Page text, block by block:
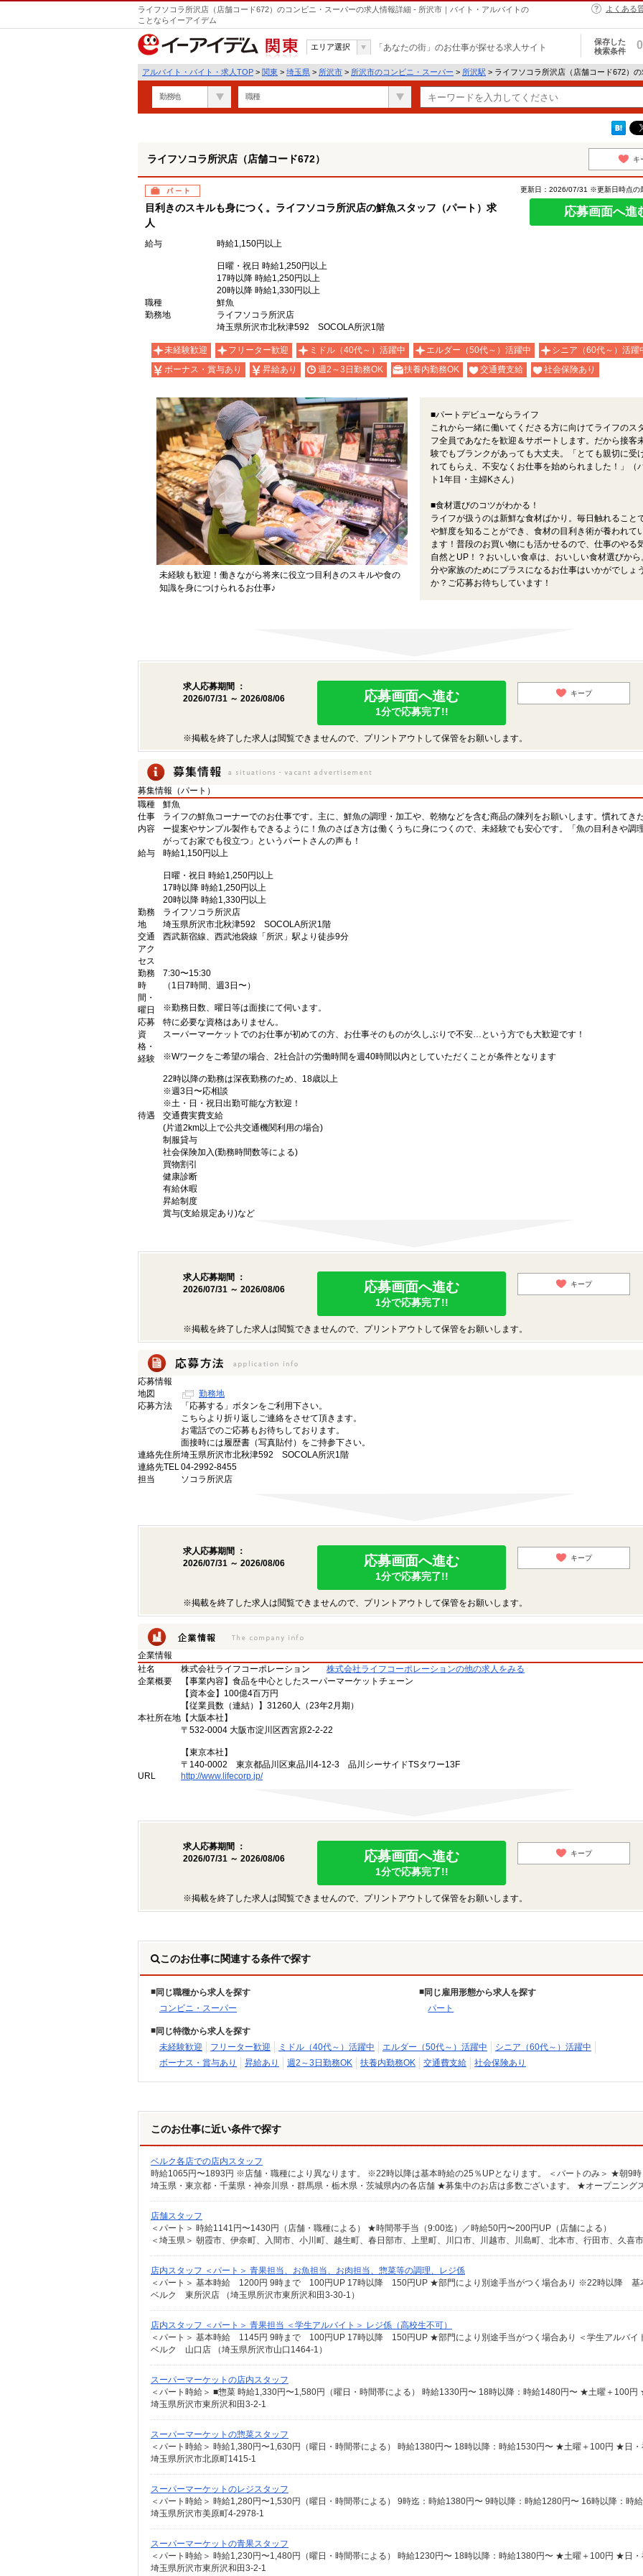
ライフソコラ所沢店（店舗コード672）のコンビニ・スーパーの求人情報詳細 - 所沢市｜バイト・アルバイトの
ことならイーアイデム
よくある
関東
エリア選択 「あなたの街」のお仕事が探せる求人サイト
保存した
検索条件
0
アルバイト・バイト・求人TOP > 関東 > 埼玉県 > 所沢市 > 所沢市のコンビニ・スーパー > 所沢駅 > ライフソコラ所沢店（店舗コード672）
勤務地 職種
ライフソコラ所沢店（店舗コード672） キ
パート
目利きのスキルも身につく。ライフソコラ所沢店の鮮魚スタッフ（パート）求
人
更新日：2026/07/31 ※更新日時点の
応募画面へ進
給与 時給1,150円以上
日曜・祝日 時給1,250円以上
17時以降 時給1,250円以上
20時以降 時給1,330円以上
職種
鮮魚
勤務地
ライフソコラ所沢店
埼玉県所沢市北秋津592 SOCOLA所沢1階
未経験歓迎 フリーター歓迎 ミドル（40代～）活躍中 エルダー（50代～）活躍中
シニア（60代～）活躍
ボーナス・賞与あり
昇給あり 週2～3日勤務OK 扶養内勤務OK 交通費支給 社会保険あり
未経験も歓迎！働きながら将来に役立つ目利きのスキルや食の
知識を身につけられるお仕事♪
■パートデビューならライフ
これから一緒に働いてくださる方に向けてライフのス
フ全員であなたを歓迎＆サポートします。だから接客
験でもブランクがあっても大丈夫。「とても親切に受
れてもらえ、不安なくお仕事を始められました！」（
ト1年目・主婦Kさん）
■食材選びのコツがわかる！
ライフが扱うのは新鮮な食材ばかり。毎日触れること
や鮮度を知ることができ、食材の目利き術が養われて
ます！普段のお買い物にも活かせるので、仕事のやる
自然とUP！？おいしい食卓は、おいしい食材選びから
分や家族のためにプラスになるお仕事はいかがでしょう
か？ご応募お待ちしています！
求人応募期間 ：
2026/07/31 ～ 2026/08/06
応募画面へ進む
1分で応募完了!!
キープ
※掲載を終了した求人は閲覧できませんので、プリントアウトして保管をお願いします。
募集情報（パート）
職種
鮮魚
仕事
内容
ライフの鮮魚コーナーでのお仕事です。主に、鮮魚の調理・加工や、乾物などを含む商品の陳列をお願いします。慣れてき
ー提案やサンプル製作もできるように！魚のさばき方は働くうちに身につくので、未経験でも安心です。「魚の目利きや調
がってお家でも役立つ」というパートさんの声も！
給与
時給1,150円以上
日曜・祝日 時給1,250円以上
17時以降 時給1,250円以上
20時以降 時給1,330円以上
勤務
地
ライフソコラ所沢店
埼玉県所沢市北秋津592 SOCOLA所沢1階
交通
アク
セス
西武新宿線、西武池袋線「所沢」駅より徒歩9分
勤務
時
間・
曜日
7:30〜15:30
（1日7時間、週3日〜）
※勤務日数、曜日等は面接にて伺います。
応募
資
格・
経験
特に必要な資格はありません。
スーパーマーケットでのお仕事が初めての方、お仕事そのものが久しぶりで不安…という方でも大歓迎です！
※Wワークをご希望の場合、2社合計の労働時間を週40時間以内としていただくことが条件となります
22時以降の勤務は深夜勤務のため、18歳以上
※週3日〜応相談
※土・日・祝日出勤可能な方歓迎！
待遇
交通費実費支給
(片道2km以上で公共交通機関利用の場合)
制服貸与
社会保険加入(勤務時間数等による)
買物割引
健康診断
有給休暇
昇給制度
賞与(支給規定あり)など
求人応募期間 ：
2026/07/31 ～ 2026/08/06
応募画面へ進む
1分で応募完了!!
キープ
※掲載を終了した求人は閲覧できませんので、プリントアウトして保管をお願いします。
応募情報
地図
勤務地
応募方法
「応募する」ボタンをご利用下さい。
こちらより折り返しご連絡をさせて頂きます。
お電話でのご応募もお待ちしております。
面接時には履歴書（写真貼付）をご持参下さい。
連絡先住所埼玉県所沢市北秋津592 SOCOLA所沢1階
連絡先TEL04-2992-8455
担当
ソコラ所沢店
求人応募期間 ：
2026/07/31 ～ 2026/08/06
応募画面へ進む
1分で応募完了!!
キープ
※掲載を終了した求人は閲覧できませんので、プリントアウトして保管をお願いします。
企業情報
社名
株式会社ライフコーポレーション
株式会社ライフコーポレーションの他の求人をみる
企業概要
【事業内容】食品を中心としたスーパーマーケットチェーン
【資本金】100億4百万円
【従業員数（連結）】31260人（23年2月期）
本社所在地 【大阪本社】
〒532-0004 大阪市淀川区西宮原2-2-22
【東京本社】
〒140-0002 東京都品川区東品川4-12-3 品川シーサイドTSタワー13F
URL
http://www.lifecorp.jp/
求人応募期間 ：
2026/07/31 ～ 2026/08/06
応募画面へ進む
1分で応募完了!!
キープ
※掲載を終了した求人は閲覧できませんので、プリントアウトして保管をお願いします。
このお仕事に関連する条件で探す
同じ職種から求人を探す
コンビニ・スーパー
同じ雇用形態から求人を探す
パート
同じ特徴から求人を探す
未経験歓迎
フリーター歓迎 ミドル（40代～）活躍中 エルダー（50代～）活躍中
シニア（60代～）活躍中
ボーナス・賞与あり
昇給あり 週2～3日勤務OK 扶養内勤務OK 交通費支給 社会保険あり
このお仕事に近い条件で探す
ベルク各店での店内スタッフ
店舗スタッフ
店内スタッフ ＜パート＞ 青果担当、お魚担当、お肉担当、惣菜等の調理、レジ係
ベルク 東所沢店 （埼玉県所沢市東所沢和田3-30-1）
店内スタッフ ＜パート＞ 青果担当 ＜学生アルバイト＞ レジ係（高校生不可）
ベルク 山口店 （埼玉県所沢市山口1464-1）
スーパーマーケットの店内スタッフ
埼玉県所沢市東所沢和田3-2-1
スーパーマーケットの惣菜スタッフ
埼玉県所沢市北原町1415-1
スーパーマーケットのレジスタッフ
埼玉県所沢市美原町4-2978-1
スーパーマーケットの青果スタッフ
埼玉県所沢市東所沢和田3-2-1